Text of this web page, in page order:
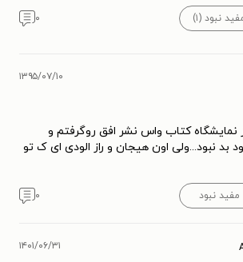
نبود (۱) ۰
۱۳۹۵/۰۷/۱۰
کتاب واس نشر افق رو‌گرفتم و
بد نبود...ولی اون هیجان و راز الودی ای ک تو
مفید نبود ۰
۱۴۰۱/۰۶/۳۱